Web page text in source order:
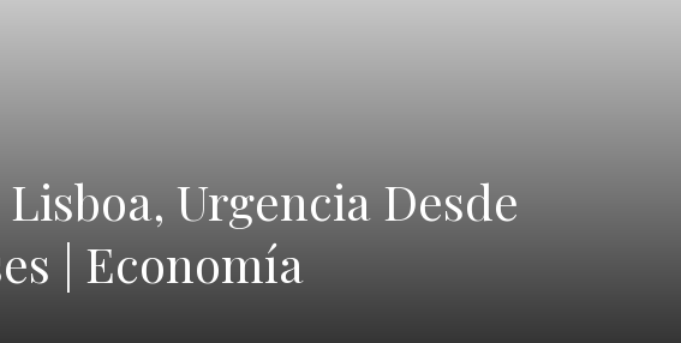
Urgencia Desde
| Economía